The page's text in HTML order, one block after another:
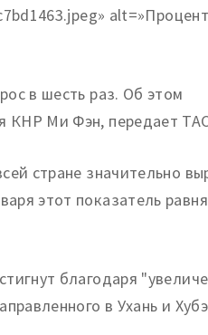
в шесть раз. Об этом
КНР Ми Фэн, передает
стране значительно
этот показатель
благодаря
в Ухань и